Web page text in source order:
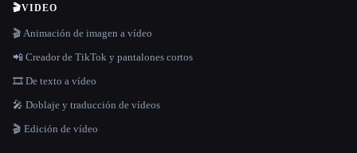
🎬VIDEO
🎬 Animación de imagen a vídeo
📲 Creador de TikTok y pantalones cortos
🎞️ De texto a vídeo
🎤 Doblaje y traducción de vídeos
🎬 Edición de vídeo